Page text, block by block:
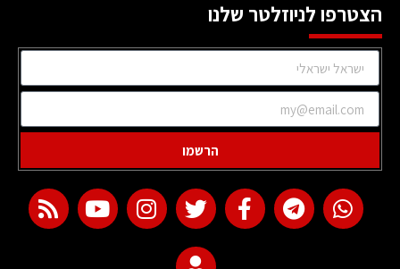
הצטרפו לניוזלטר שלנו
הרשמו